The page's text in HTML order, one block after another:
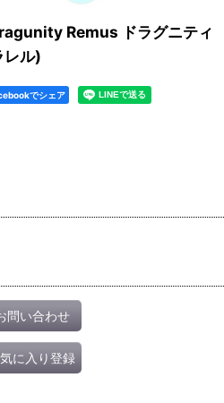
Remus ドラグニティ
レル)
でシェア
問い合わせ
に入り登録